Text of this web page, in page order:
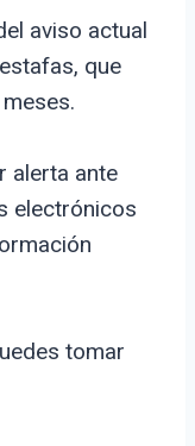
aviso actual
que
alerta ante
electrónicos
tomar